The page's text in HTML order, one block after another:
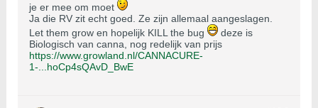
je er mee om moet
Ja die RV zit echt goed. Ze zijn allemaal aangeslagen.
Let them grow en hopelijk KILL the bug
deze is
Biologisch van canna, nog redelijk van prijs
https://www.growland.nl/CANNACURE-
1-...hoCp4sQAvD_BwE